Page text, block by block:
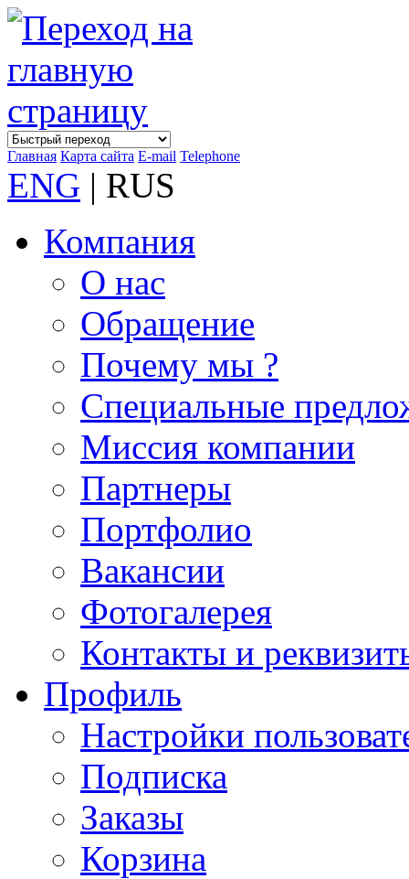
Главная Карта сайта E-mail Telephone
ENG | RUS
Компания
О нас
Обращение
Почему мы ?
Специальные
Миссия компании
Партнеры
Портфолио
Вакансии
Фотогалерея
Контакты и
Профиль
Настройки
Подписка
Заказы
Корзина